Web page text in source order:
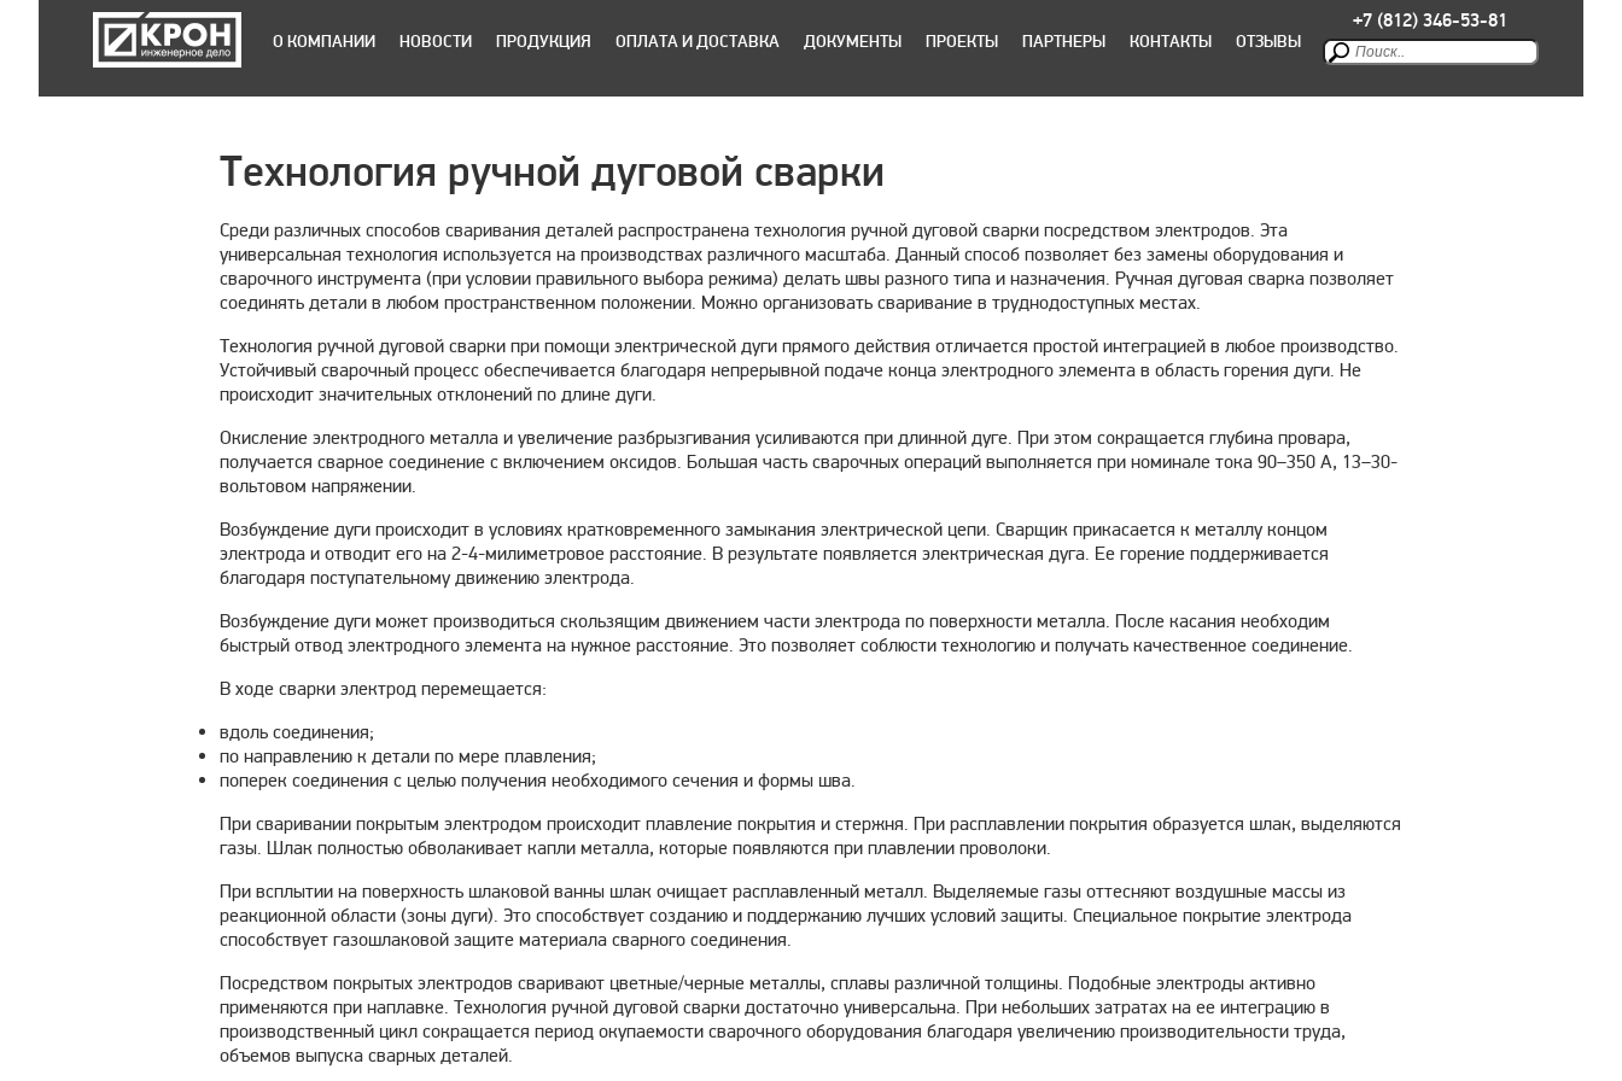
О КОМПАНИИ НОВОСТИ ПРОДУКЦИЯ ОПЛАТА И ДОСТАВКА ДОКУМЕНТЫ ПРОЕКТЫ ПАРТНЕРЫ КОНТАКТЫ ОТЗЫВЫ
+7 (812) 346-53-81
Технология ручной дуговой сварки
Среди различных способов сваривания деталей распространена технология ручной дуговой сварки посредством электродов. Эта
универсальная технология используется на производствах различного масштаба. Данный способ позволяет без замены оборудования и
сварочного инструмента (при условии правильного выбора режима) делать швы разного типа и назначения. Ручная дуговая сварка позволяет
соединять детали в любом пространственном положении. Можно организовать сваривание в труднодоступных местах.
Технология ручной дуговой сварки при помощи электрической дуги прямого действия отличается простой интеграцией в любое производство.
Устойчивый сварочный процесс обеспечивается благодаря непрерывной подаче конца электродного элемента в область горения дуги. Не
происходит значительных отклонений по длине дуги.
Окисление электродного металла и увеличение разбрызгивания усиливаются при длинной дуге. При этом сокращается глубина провара,
получается сварное соединение с включением оксидов. Большая часть сварочных операций выполняется при номинале тока 90–350 А, 13–30-
вольтовом напряжении.
Возбуждение дуги происходит в условиях кратковременного замыкания электрической цепи. Сварщик прикасается к металлу концом
электрода и отводит его на 2-4-милиметровое расстояние. В результате появляется электрическая дуга. Ее горение поддерживается
благодаря поступательному движению электрода.
Возбуждение дуги может производиться скользящим движением части электрода по поверхности металла. После касания необходим
быстрый отвод электродного элемента на нужное расстояние. Это позволяет соблюсти технологию и получать качественное соединение.
В ходе сварки электрод перемещается:
вдоль соединения;
по направлению к детали по мере плавления;
поперек соединения с целью получения необходимого сечения и формы шва.
При сваривании покрытым электродом происходит плавление покрытия и стержня. При расплавлении покрытия образуется шлак, выделяются
газы. Шлак полностью обволакивает капли металла, которые появляются при плавлении проволоки.
При всплытии на поверхность шлаковой ванны шлак очищает расплавленный металл. Выделяемые газы оттесняют воздушные массы из
реакционной области (зоны дуги). Это способствует созданию и поддержанию лучших условий защиты. Специальное покрытие электрода
способствует газошлаковой защите материала сварного соединения.
Посредством покрытых электродов сваривают цветные/черные металлы, сплавы различной толщины. Подобные электроды активно
применяются при наплавке. Технология ручной дуговой сварки достаточно универсальна. При небольших затратах на ее интеграцию в
производственный цикл сокращается период окупаемости сварочного оборудования благодаря увеличению производительности труда,
объемов выпуска сварных деталей.